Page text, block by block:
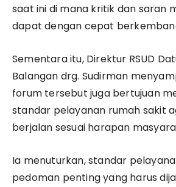
saat ini di mana kritik dan saran
dapat dengan cepat
Sementara itu, Direktur RSUD
Balangan drg. Sudirman
forum tersebut juga bertujuan
standar pelayanan rumah sakit
berjalan sesuai harapan
Ia menuturkan, standar
pedoman penting yang harus